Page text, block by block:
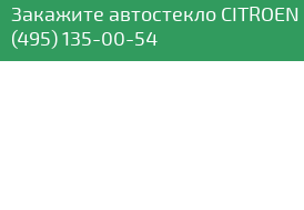
Закажите автостекло CITROEN
(495) 135-00-54